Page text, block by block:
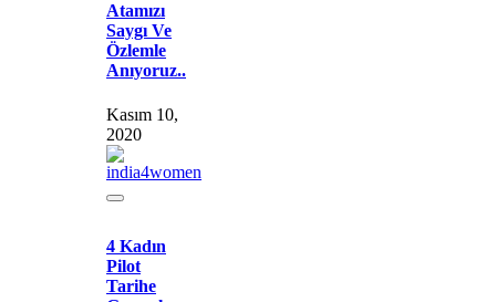
Atamızı
Saygı Ve
Özlemle
Anıyoruz..
Kasım 10,
2020
4 Kadın
Pilot
Tarihe